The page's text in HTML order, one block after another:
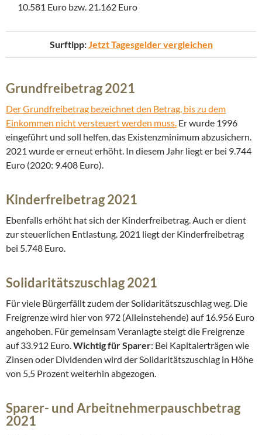
10.581 Euro bzw. 21.162 Euro
Surftipp:Jetzt Tagesgelder vergleichen
Grundfreibetrag 2021
Der Grundfreibetrag bezeichnet den Betrag, bis zu dem
Einkommen nicht versteuert werden muss. Er wurde 1996
eingeführt und soll helfen, das Existenzminimum abzusichern.
2021 wurde er erneut erhöht. In diesem Jahr liegt er bei 9.744
Euro (2020: 9.408 Euro).
Kinderfreibetrag 2021
Ebenfalls erhöht hat sich der Kinderfreibetrag. Auch er dient
zur steuerlichen Entlastung. 2021 liegt der Kinderfreibetrag
bei 5.748 Euro.
Solidaritätszuschlag 2021
Für viele Bürgerfällt zudem der Solidaritätszuschlag weg. Die
Freigrenze wird hier von 972 (Alleinstehende) auf 16.956 Euro
angehoben. Für gemeinsam Veranlagte steigt die Freigrenze
auf 33.912 Euro.Wichtig für Sparer: Bei Kapitalerträgen wie
Zinsen oder Dividenden wird der Solidaritätszuschlag in Höhe
von 5,5 Prozent weiterhin abgezogen.
Sparer- und Arbeitnehmerpauschbetrag
2021